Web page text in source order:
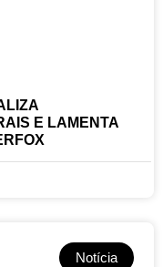
E LAMENTA
Notícia